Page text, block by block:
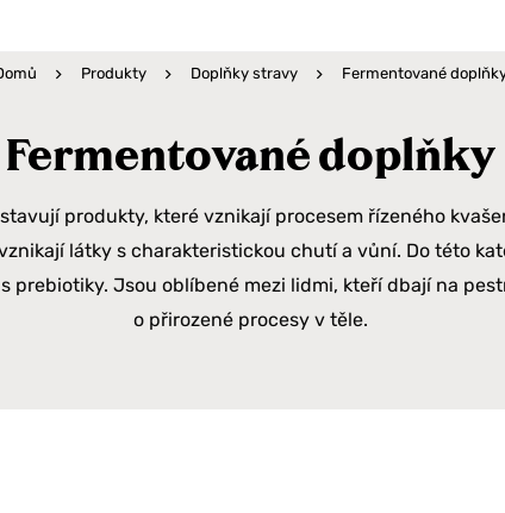
Produkty Doplňky stravy Fermentované
Fermentované doplňky
produkty, které vznikají procesem řízeného
látky s charakteristickou chutí a vůní. Do této
prebiotiky. Jsou oblíbené mezi lidmi, kteří dbají na
o přirozené procesy v těle.